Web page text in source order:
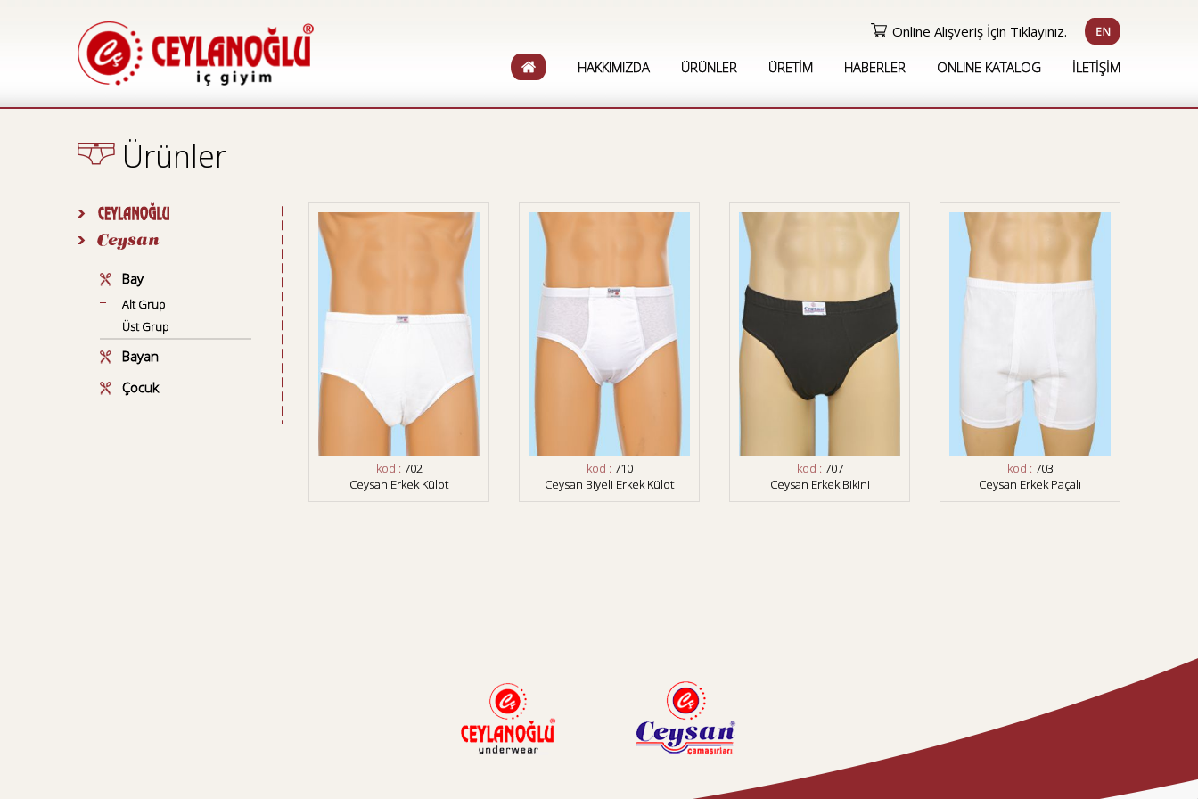
Online Alışveriş İçin Tıklayınız.
HAKKIMIZDA
ÜRÜNLER ÜRETİM HABERLER ONLINE KATALOG İLETİŞİM
Ürünler
Bay
Alt Grup
Üst Grup
Bayan
Çocuk
kod : 702
Ceysan Erkek Külot
kod : 710
Ceysan Biyeli Erkek Külot
kod : 707
Ceysan Erkek Bikini
kod : 703
Ceysan Erkek Paçalı